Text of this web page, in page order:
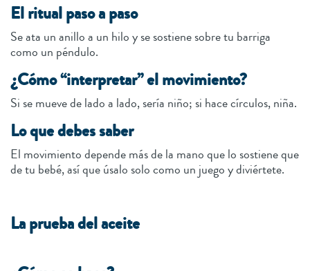
El ritual paso a paso
Se ata un anillo a un hilo y se sostiene sobre tu barriga
como un péndulo.
¿Cómo “interpretar” el movimiento?
Si se mueve de lado a lado, sería niño; si hace círculos, niña.
Lo que debes saber
El movimiento depende más de la mano que lo sostiene que
de tu bebé, así que úsalo solo como un juego y diviértete.
La prueba del aceite